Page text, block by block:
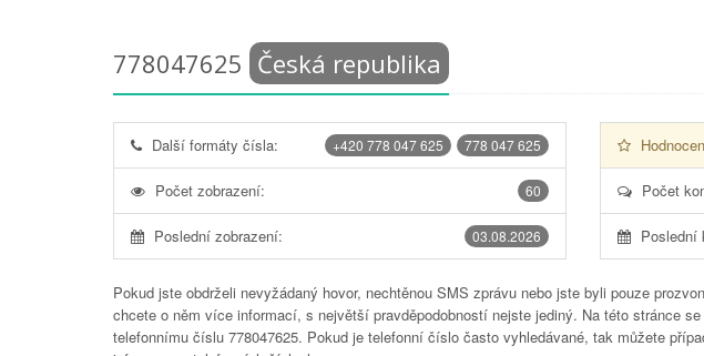
778047625 Česká republika
778 047 625
+420 778 047 625
Další formáty čísla:
60
Počet zobrazení:
03.08.2026
Poslední zobrazení:
Počet
Poslední
Pokud jste obdrželi nevyžádaný hovor, nechtěnou SMS zprávu nebo jste byli pouze
chcete o něm více informací, s největší pravděpodobností nejste jediný. Na této stránce
telefonnímu číslu 778047625. Pokud je telefonní číslo často vyhledávané, tak můžete